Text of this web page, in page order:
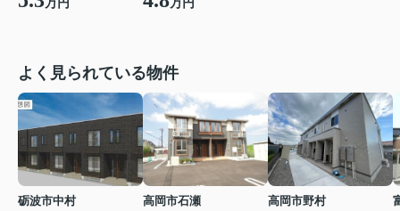
万円 万円
よく見られている物件
砺波市中村
高岡市石瀬
高岡市野村